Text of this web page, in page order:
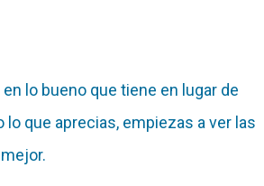
lo bueno que tiene en lugar de
que aprecias, empiezas a ver las